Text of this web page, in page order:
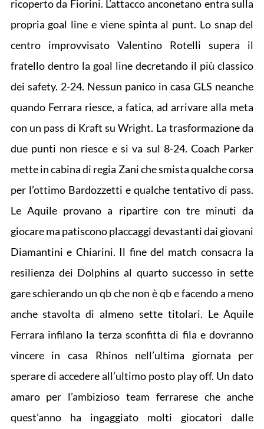
ricoperto da Fiorini. L’attacco anconetano entra sulla
propria goal line e viene spinta al punt. Lo snap del
centro improvvisato Valentino Rotelli supera il
fratello dentro la goal line decretando il più classico
dei safety. 2-24. Nessun panico in casa GLS neanche
quando Ferrara riesce, a fatica, ad arrivare alla meta
con un pass di Kraft su Wright. La trasformazione da
due punti non riesce e si va sul 8-24. Coach Parker
mette in cabina di regia Zani che smista qualche corsa
per l’ottimo Bardozzetti e qualche tentativo di pass.
Le Aquile provano a ripartire con tre minuti da
giocare ma patiscono placcaggi devastanti dai giovani
Diamantini e Chiarini. Il fine del match consacra la
resilienza dei Dolphins al quarto successo in sette
gare schierando un qb che non è qb e facendo a meno
anche stavolta di almeno sette titolari. Le Aquile
Ferrara infilano la terza sconfitta di fila e dovranno
vincere in casa Rhinos nell’ultima giornata per
sperare di accedere all’ultimo posto play off. Un dato
amaro per l’ambizioso team ferrarese che anche
quest’anno ha ingaggiato molti giocatori dalle